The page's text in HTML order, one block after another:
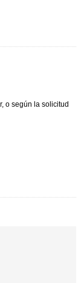
o según la solicitud